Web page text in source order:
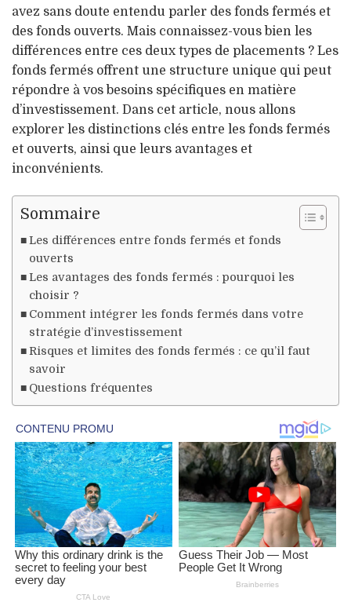
avez sans doute entendu parler des fonds fermés et
des fonds ouverts. Mais connaissez-vous bien les
différences entre ces deux types de placements ? Les
fonds fermés offrent une structure unique qui peut
répondre à vos besoins spécifiques en matière
d’investissement. Dans cet article, nous allons
explorer les distinctions clés entre les fonds fermés
et ouverts, ainsi que leurs avantages et
inconvénients.
Sommaire
Les différences entre fonds fermés et fonds
ouverts
Les avantages des fonds fermés : pourquoi les
choisir ?
Comment intégrer les fonds fermés dans votre
stratégie d’investissement
Risques et limites des fonds fermés : ce qu’il faut
savoir
Questions fréquentes